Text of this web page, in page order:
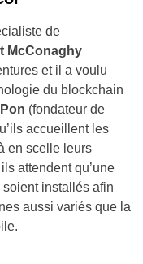
de
McConaghy
et il a voulu
du blockchain
(fondateur de
accueillent les
en scelle leurs
attendent qu’une
installés afin
aussi variés que la